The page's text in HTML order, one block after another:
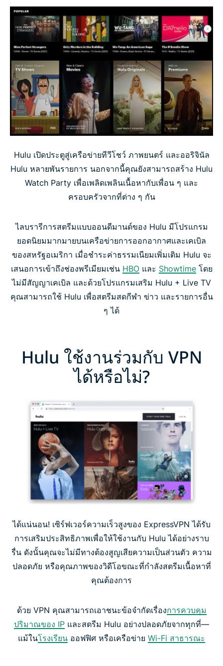
Hulu เปิดประตูสู่เครือข่ายทีวีโชว์ ภาพยนตร์ และออริจินัล
Hulu หลายพันรายการ นอกจากนี้คุณยังสามารถสร้าง Hulu
Watch Party เพื่อเพลิดเพลินเนื้อหากับเพื่อน ๆ และ
ครอบครัวจากที่ต่าง ๆ กัน
ไลบรารีการสตรีมแบบออนดีมานด์ของ Hulu มีโปรแกรม
ยอดนิยมมากมายบนเครือข่ายการออกอากาศและเคเบิล
ของสหรัฐอเมริกา เมื่อชำระค่าธรรมเนียมเพิ่มเติม Hulu จะ
เสนอการเข้าถึงช่องพรีเมียมเช่น HBOและ Showtimeโดย
ไม่มีสัญญาเคเบิล และด้วยโปรแกรมเสริม Hulu + Live TV
คุณสามารถใช้ Hulu เพื่อสตรีมสดกีฬา ข่าว และรายการอื่น
ๆ ได้
Hulu ใช้งานร่วมกับ VPN
ได้หรือไม่?
ได้แน่นอน! เซิร์ฟเวอร์ความเร็วสูงของ ExpressVPN ได้รับ
การเสริมประสิทธิภาพเพื่อให้ใช้งานกับ Hulu ได้อย่างราบ
รื่น ดังนั้นคุณจะไม่มีทางต้องสูญเสียความเป็นส่วนตัว ความ
ปลอดภัย หรือคุณภาพของวิดีโอขณะที่กำลังสตรีมเนื้อหาที่
คุณต้องการ
ด้วย VPN คุณสามารถเอาชนะข้อจำกัดเรื่องการควบคุม
ปริมาณของ IP และสตรีม Hulu อย่างปลอดภัยจากทุกที่—
แม้ในโรงเรียน ออฟฟิศ หรือเครือข่าย Wi-Fi สาธารณะ